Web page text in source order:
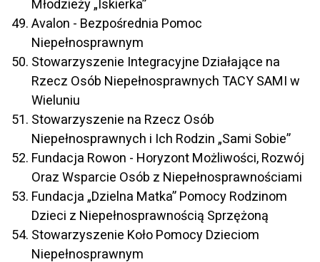
Młodzieży „Iskierka”
Avalon - Bezpośrednia Pomoc
Niepełnosprawnym
Stowarzyszenie Integracyjne Działające na
Rzecz Osób Niepełnosprawnych TACY SAMI w
Wieluniu
Stowarzyszenie na Rzecz Osób
Niepełnosprawnych i Ich Rodzin „Sami Sobie”
Fundacja Rowon - Horyzont Możliwości, Rozwój
Oraz Wsparcie Osób z Niepełnosprawnościami
Fundacja „Dzielna Matka” Pomocy Rodzinom
Dzieci z Niepełnosprawnością Sprzężoną
Stowarzyszenie Koło Pomocy Dzieciom
Niepełnosprawnym